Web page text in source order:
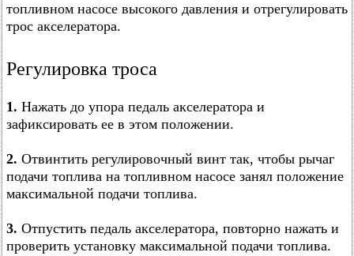
топливном насосе высокого давления и отрегулировать
трос акселератора.
Регулировка троса
1. Нажать до упора педаль акселератора и
зафиксировать ее в этом положении.
2. Отвинтить регулировочный винт так, чтобы рычаг
подачи топлива на топливном насосе занял положение
максимальной подачи топлива.
3. Отпустить педаль акселератора, повторно нажать и
проверить установку максимальной подачи топлива.